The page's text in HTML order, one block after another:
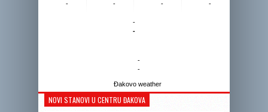
-
-
-
-
-
-
-
-
Đakovo weather
NOVI STANOVI U CENTRU ĐAKOVA